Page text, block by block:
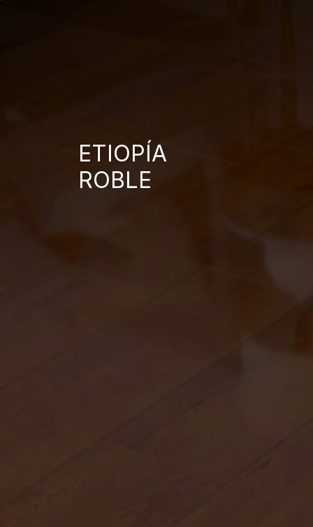
ETIOPÍA
ROBLE